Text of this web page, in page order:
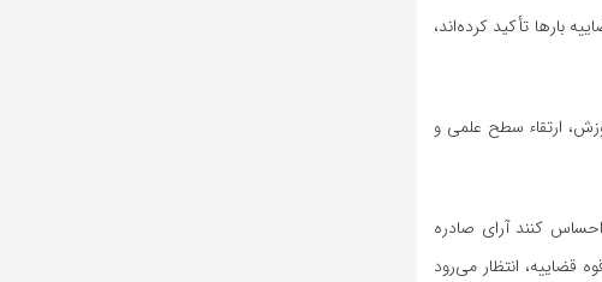
بارها تأکید کرده‌اند،
ارتقاء سطح علمی و
کنند آرای صادره
قضاییه، انتظار می‌رود